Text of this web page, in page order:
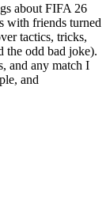
about FIFA 26
with friends turned
tactics, tricks,
the odd bad joke).
and any match I
and